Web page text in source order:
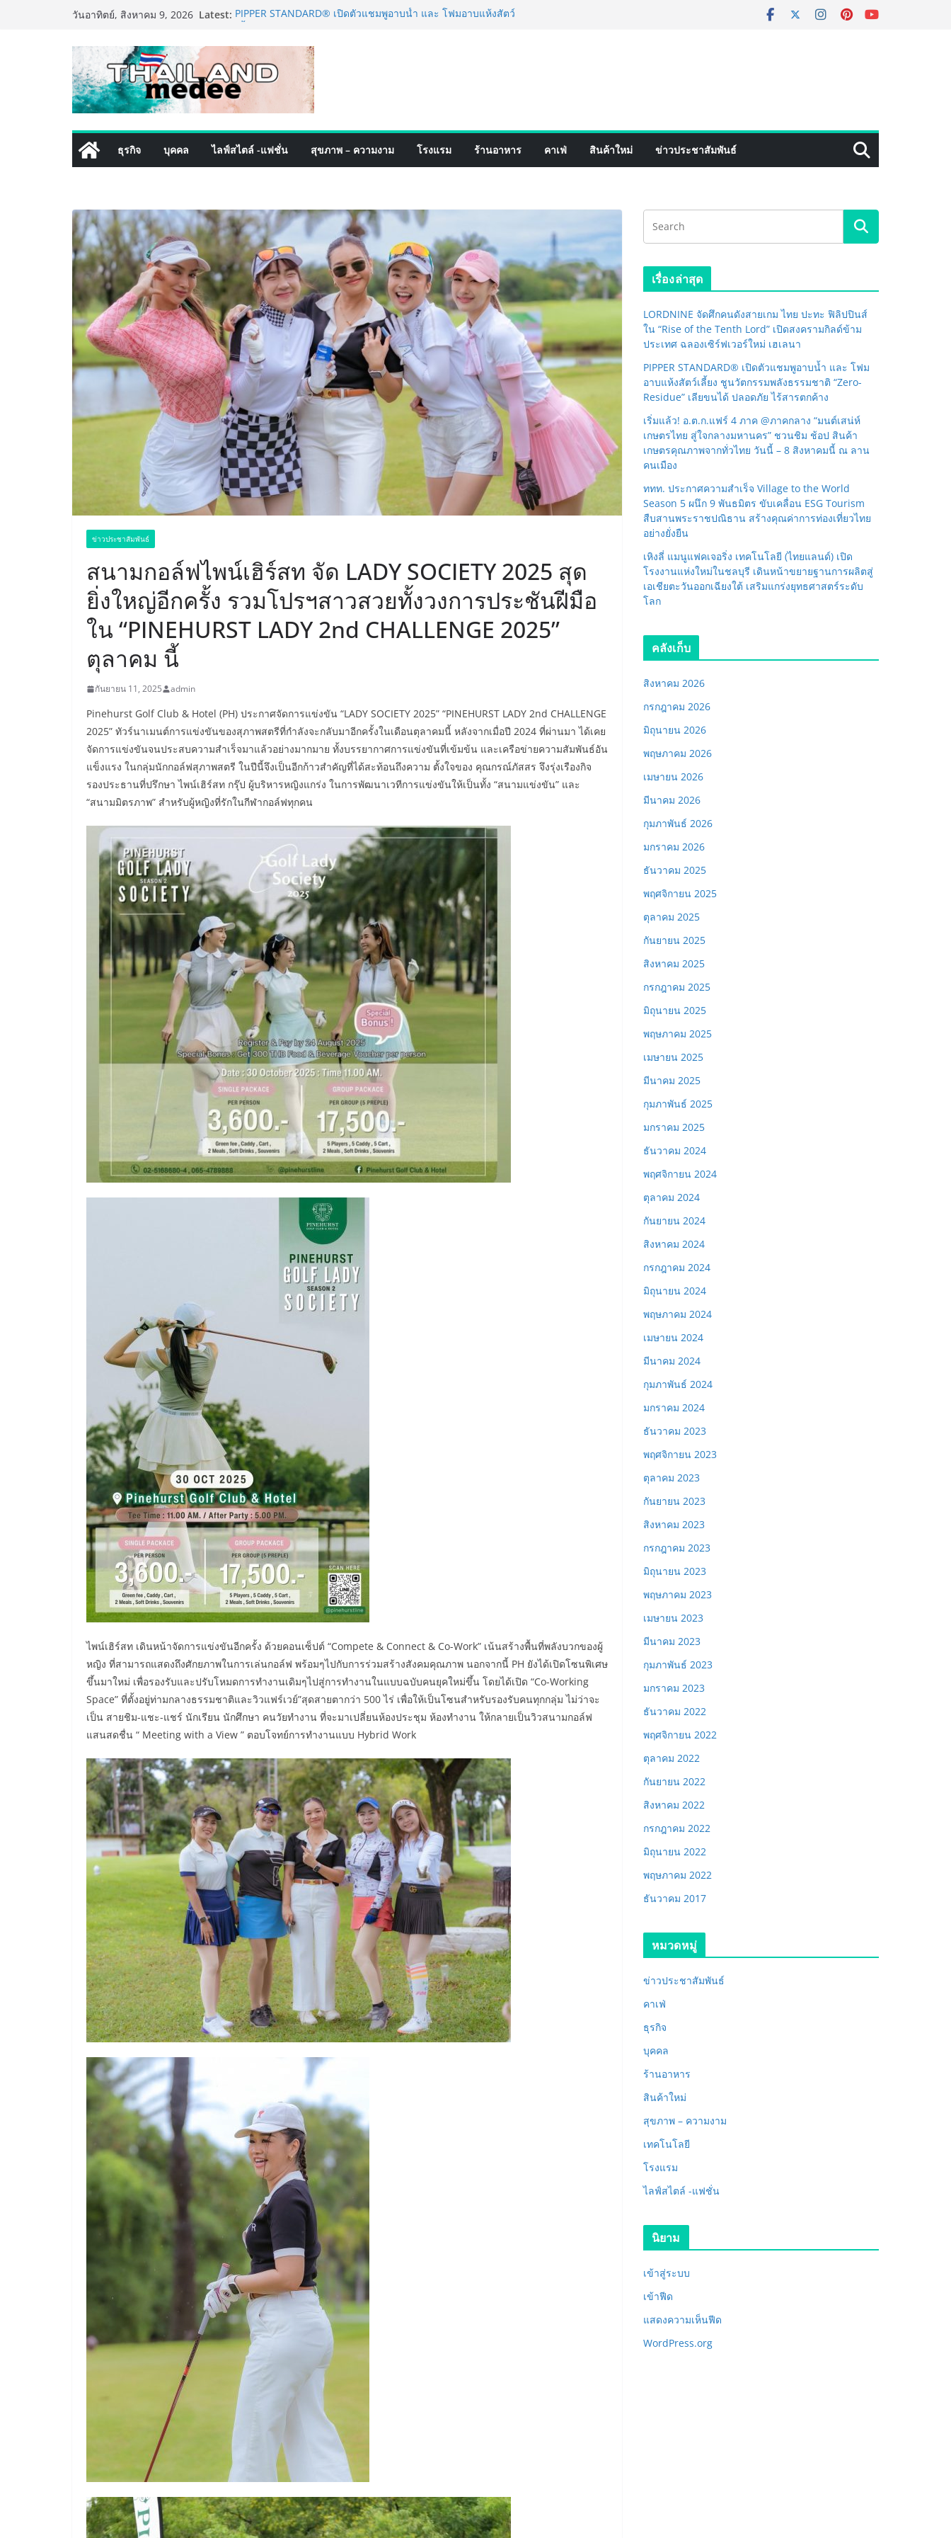
วันอาทิตย์, สิงหาคม 9, 2026 Latest: PIPPER STANDARD® เปิดตัวแชมพูอาบน้ำ และ โฟมอาบแห้งสัตว์
เริ่มแล้ว! อ.ต.ก.แฟร์ 4 ภาค @ภาคกลาง “มนต์เสน่ห์เกษตรไทย สู่
ใจกลางมหานคร” ชวนชิม ช้อป สินค้าเกษตรคุณภาพจากทั่ว
ไทย วันนี้ – 8 สิงหาคมนี้ ณ ลานคนเมือง
ททท. ประกาศความสำเร็จ Village to the World Season 5 ผนึก 9
พันธมิตร ขับเคลื่อน ESG Tourism สืบสานพระราชปณิธาน สร้าง
คุณค่าการท่องเที่ยวไทยอย่างยั่งยืน
เหิงลี่ แมนูแฟคเจอริ่ง เทคโนโลยี (ไทยแลนด์) เปิดโรงงานแห่งใหม่
ในชลบุรี เดินหน้าขยายฐานการผลิตสู่เอเชียตะวันออกเฉียงใต้
เสริมแกร่งยุทธศาสตร์ระดับโลก
ใหม่ เฮเลนา
ธุรกิจ บุคคล ไลฟ์สไตล์ -แฟชั่น สุขภาพ – ความงาม โรงแรม ร้านอาหาร คาเฟ่ สินค้าใหม่ ข่าวประชาสัมพันธ์
ข่าวประชาสัมพันธ์
สนามกอล์ฟไพน์เฮิร์สท จัด LADY SOCIETY 2025 สุด
ยิ่งใหญ่อีกครั้ง รวมโปรฯสาวสวยทั้งวงการประชันฝีมือ
ใน “PINEHURST LADY 2nd CHALLENGE 2025”
ตุลาคม นี้
กันยายน 11, 2025 admin
Pinehurst Golf Club & Hotel (PH) ประกาศจัดการแข่งขัน “LADY SOCIETY 2025” “PINEHURST LADY 2nd CHALLENGE
2025” ทัวร์นาเมนต์การแข่งขันของสุภาพสตรีที่กำลังจะกลับมาอีกครั้งในเดือนตุลาคมนี้ หลังจากเมื่อปี 2024 ที่ผ่านมา ได้เคย
จัดการแข่งขันจนประสบความสำเร็จมาแล้วอย่างมากมาย ทั้งบรรยากาศการแข่งขันที่เข้มข้น และเครือข่ายความสัมพันธ์อัน
แข็งแรง ในกลุ่มนักกอล์ฟสุภาพสตรี ในปีนี้จึงเป็นอีกก้าวสำคัญที่ได้สะท้อนถึงความ ตั้งใจของ คุณกรณ์ภัสสร จึงรุ่งเรืองกิจ
รองประธานที่ปรึกษา ไพน์เฮิร์สท กรุ๊ป ผู้บริหารหญิงแกร่ง ในการพัฒนาเวทีการแข่งขันให้เป็นทั้ง “สนามแข่งขัน” และ
“สนามมิตรภาพ” สำหรับผู้หญิงที่รักในกีฬากอล์ฟทุกคน
ไพน์เฮิร์สท เดินหน้าจัดการแข่งขันอีกครั้ง ด้วยคอนเซ็ปต์ “Compete & Connect & Co-Work” เน้นสร้างพื้นที่พลังบวกของผู้
หญิง ที่สามารถแสดงถึงศักยภาพในการเล่นกอล์ฟ พร้อมๆไปกับการร่วมสร้างสังคมคุณภาพ นอกจากนี้ PH ยังได้เปิดโซนพิเศษ
ขึ้นมาใหม่ เพื่อรองรับและปรับโหมดการทำงานเดิมๆไปสู่การทำงานในแบบฉบับคนยุคใหม่ขึ้น โดยได้เปิด “Co-Working
Space” ที่ตั้งอยู่ท่ามกลางธรรมชาติและวิวแฟร์เวย์”สุดสายตากว่า 500 ไร่ เพื่อให้เป็นโซนสำหรับรองรับคนทุกกลุ่ม ไม่ว่าจะ
เป็น สายชิม-แชะ-แชร์ นักเรียน นักศึกษา คนวัยทำงาน ที่จะมาเปลี่ยนห้องประชุม ห้องทำงาน ให้กลายเป็นวิวสนามกอล์ฟ
แสนสดชื่น “ Meeting with a View ” ตอบโจทย์การทำงานแบบ Hybrid Work
เรื่องล่าสุด
LORDNINE จัดศึกคนดังสายเกม ไทย ปะทะ ฟิลิปปินส์
ใน “Rise of the Tenth Lord” เปิดสงครามกิลด์ข้าม
ประเทศ ฉลองเซิร์ฟเวอร์ใหม่ เฮเลนา
PIPPER STANDARD® เปิดตัวแชมพูอาบน้ำ และ โฟม
อาบแห้งสัตว์เลี้ยง ชูนวัตกรรมพลังธรรมชาติ “Zero-
Residue” เลียขนได้ ปลอดภัย ไร้สารตกค้าง
เริ่มแล้ว! อ.ต.ก.แฟร์ 4 ภาค @ภาคกลาง “มนต์เสน่ห์
เกษตรไทย สู่ใจกลางมหานคร” ชวนชิม ช้อป สินค้า
เกษตรคุณภาพจากทั่วไทย วันนี้ – 8 สิงหาคมนี้ ณ ลาน
คนเมือง
ททท. ประกาศความสำเร็จ Village to the World
Season 5 ผนึก 9 พันธมิตร ขับเคลื่อน ESG Tourism
สืบสานพระราชปณิธาน สร้างคุณค่าการท่องเที่ยวไทย
อย่างยั่งยืน
เหิงลี่ แมนูแฟคเจอริ่ง เทคโนโลยี (ไทยแลนด์) เปิด
โรงงานแห่งใหม่ในชลบุรี เดินหน้าขยายฐานการผลิตสู่
เอเชียตะวันออกเฉียงใต้ เสริมแกร่งยุทธศาสตร์ระดับ
โลก
คลังเก็บ
สิงหาคม 2026
กรกฎาคม 2026
มิถุนายน 2026
พฤษภาคม 2026
เมษายน 2026
มีนาคม 2026
กุมภาพันธ์ 2026
มกราคม 2026
ธันวาคม 2025
พฤศจิกายน 2025
ตุลาคม 2025
กันยายน 2025
สิงหาคม 2025
กรกฎาคม 2025
มิถุนายน 2025
พฤษภาคม 2025
เมษายน 2025
มีนาคม 2025
กุมภาพันธ์ 2025
มกราคม 2025
ธันวาคม 2024
พฤศจิกายน 2024
ตุลาคม 2024
กันยายน 2024
สิงหาคม 2024
กรกฎาคม 2024
มิถุนายน 2024
พฤษภาคม 2024
เมษายน 2024
มีนาคม 2024
กุมภาพันธ์ 2024
มกราคม 2024
ธันวาคม 2023
พฤศจิกายน 2023
ตุลาคม 2023
กันยายน 2023
สิงหาคม 2023
กรกฎาคม 2023
มิถุนายน 2023
พฤษภาคม 2023
เมษายน 2023
มีนาคม 2023
กุมภาพันธ์ 2023
มกราคม 2023
ธันวาคม 2022
พฤศจิกายน 2022
ตุลาคม 2022
กันยายน 2022
สิงหาคม 2022
กรกฎาคม 2022
มิถุนายน 2022
พฤษภาคม 2022
ธันวาคม 2017
หมวดหมู่
ข่าวประชาสัมพันธ์
คาเฟ่
ธุรกิจ
บุคคล
ร้านอาหาร
สินค้าใหม่
สุขภาพ – ความงาม
เทคโนโลยี
โรงแรม
ไลฟ์สไตล์ -แฟชั่น
นิยาม
เข้าสู่ระบบ
เข้าฟีด
แสดงความเห็นฟีด
WordPress.org